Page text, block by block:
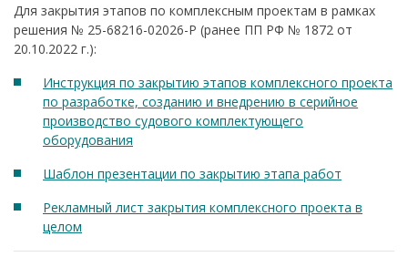
Для закрытия этапов по комплексным проектам в рамках
решения № 25-68216-02026-Р (ранее ПП РФ № 1872 от
20.10.2022 г.):
Инструкция по закрытию этапов комплексного проекта
по разработке, созданию и внедрению в серийное
производство судового комплектующего
оборудования
Шаблон презентации по закрытию этапа работ
Рекламный лист закрытия комплексного проекта в
целом